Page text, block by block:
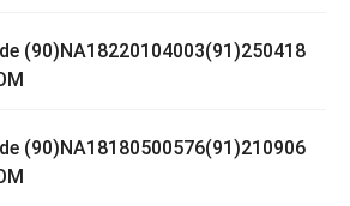
(90)NA18220104003(91)250418
(90)NA18180500576(91)210906